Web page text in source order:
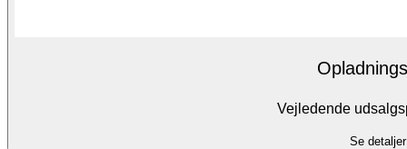
Vejledende
Se detaljer